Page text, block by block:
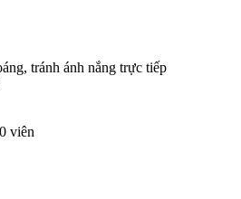
tránh ánh nắng trực tiếp
viên